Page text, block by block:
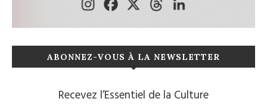
ABONNEZ-VOUS À LA NEWSLETTER
Recevez l’Essentiel de la Culture